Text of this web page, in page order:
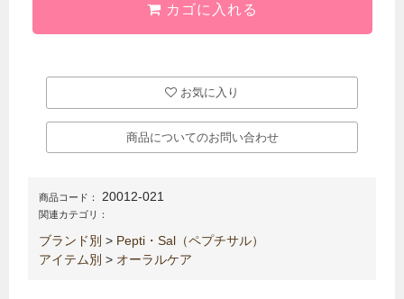
カゴに入れる
お気に入り
商品についてのお問い合わせ
商品コード： 20012-021
関連カテゴリ：
ブランド別 > Pepti・Sal（ペプチサル）
アイテム別 > オーラルケア